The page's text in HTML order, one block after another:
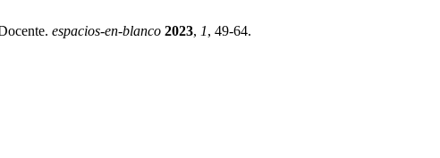
espacios-en-blanco 2023, 1, 49-64.